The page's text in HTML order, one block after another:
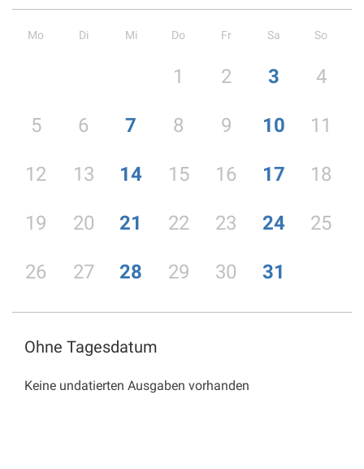
Mo Di Mi Do Fr Sa So
1 2 3 4
5 6 7 8 9 10 11
12 13 14 15 16 17 18
19 20 21 22 23 24 25
26 27 28 29 30 31
Ohne Tagesdatum
Keine undatierten Ausgaben vorhanden